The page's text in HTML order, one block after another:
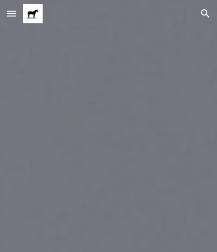
Skip to main content Skip to navigation